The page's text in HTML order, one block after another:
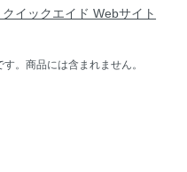
イックエイド Webサイト
。商品には含まれません。